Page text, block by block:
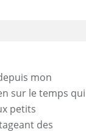
mon
sur le temps qui
petits
des